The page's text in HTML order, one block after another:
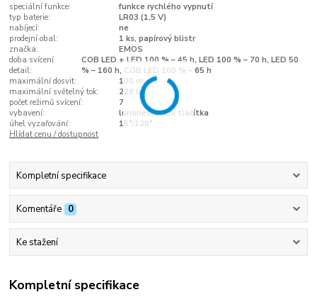
speciální funkce:
funkce rychlého vypnutí
typ baterie:
LR03 (1,5 V)
nabíjecí:
ne
prodejní obal:
1 ks, papírový blistr
značka:
EMOS
doba svícení
detail:
COB LED + LED 100 % – 45 h, LED 100 % – 70 h, LED 50
% – 160 h, COB LED 100 % – 65 h
maximální dosvit:
100 m
maximální světelný tok:
220 lm
počet režimů svícení:
7
vybavení:
luminescenční tlačítka
úhel vyzařování:
15°/120°
Hlídat cenu / dostupnost
Kompletní specifikace
Komentáře 0
Ke stažení
Kompletní specifikace